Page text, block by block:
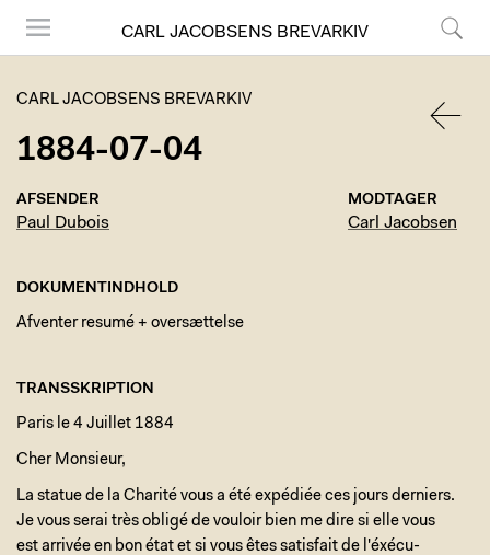
CARL JACOBSENS BREVARKIV
CARL JACOBSENS BREVARKIV
1884-07-04
AFSENDER
Paul Dubois
MODTAGER
Carl Jacobsen
DOKUMENTINDHOLD
Afventer resumé + oversættelse
TRANSSKRIPTION
Paris le 4 Juillet 1884
Cher Monsieur,
La statue de la Charité vous a été expédiée ces jours derniers.
Je vous serai très obligé de vouloir bien me dire si elle vous
est arrivée en bon état et si vous êtes satisfait de l'éxécu-